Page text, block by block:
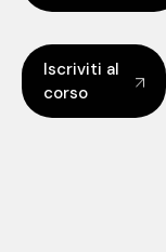
Iscriviti al
corso